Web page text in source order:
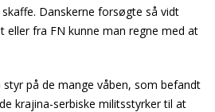
Danskerne forsøgte så vidt
fra FN kunne man regne med at
på de mange våben, som befandt
krajina-serbiske militsstyrker til at